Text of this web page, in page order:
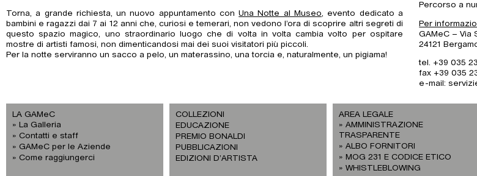
Torna, a grande richiesta, un nuovo appuntamento conUna Notte al Museo, evento dedicato a
bambini e ragazzi dai 7 ai 12 anni che, curiosi e temerari, non vedono l’ora di scoprire altri segreti di
questo spazio magico, uno straordinario luogo che di volta in volta cambia volto per ospitare
mostre di artisti famosi, non dimenticandosi mai dei suoi visitatori più piccoli.
Per la notte serviranno un sacco a pelo, un materassino, una torcia e, naturalmente, un pigiama!
Percorso a
Per
GAMeC – Via
24121
tel. +39 035
fax +39 035
e-mail:
LA GAMeC
La Galleria
Contatti e staff
GAMeC per le Aziende
Come raggiungerci
COLLEZIONI
EDUCAZIONE
PREMIO BONALDI
PUBBLICAZIONI
EDIZIONI D’ARTISTA
AREA LEGALE
AMMINISTRAZIONE
TRASPARENTE
ALBO FORNITORI
MOG 231 E CODICE ETICO
WHISTLEBLOWING